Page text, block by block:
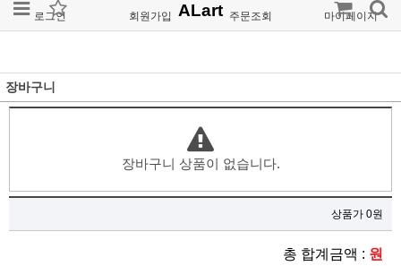
로그인 회원가입 주문조회 마이페이지
ALart
장바구니
장바구니 상품이 없습니다.
상품가 0원
총 합계금액 : 원